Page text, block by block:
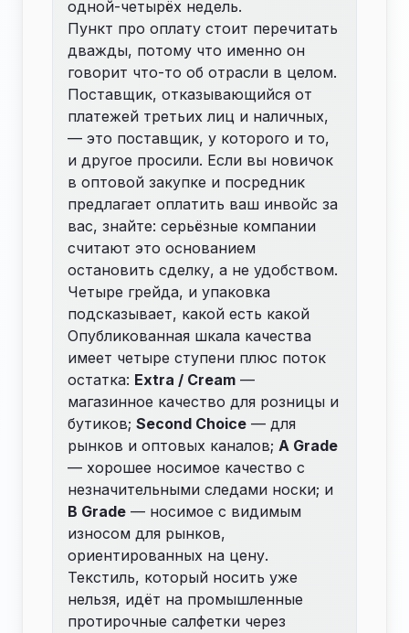
одной-четырёх недель.
Пункт про оплату стоит перечитать
дважды, потому что именно он
говорит что-то об отрасли в целом.
Поставщик, отказывающийся от
платежей третьих лиц и наличных,
— это поставщик, у которого и то,
и другое просили. Если вы новичок
в оптовой закупке и посредник
предлагает оплатить ваш инвойс за
вас, знайте: серьёзные компании
считают это основанием
остановить сделку, а не удобством.
Четыре грейда, и упаковка
подсказывает, какой есть какой
Опубликованная шкала качества
имеет четыре ступени плюс поток
остатка: Extra / Cream —
магазинное качество для розницы и
бутиков; Second Choice — для
рынков и оптовых каналов; A Grade
— хорошее носимое качество с
незначительными следами носки; и
B Grade — носимое с видимым
износом для рынков,
ориентированных на цену.
Текстиль, который носить уже
нельзя, идёт на промышленные
протирочные салфетки через